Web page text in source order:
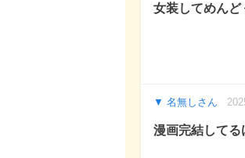
女装してめん
名無しさん
漫画完結して